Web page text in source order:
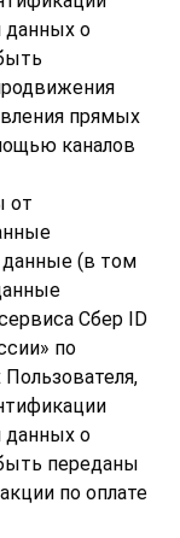
данных о
прямых
каналов
от
данные (в том
Сбер ID
по
данных о
переданы
по оплате